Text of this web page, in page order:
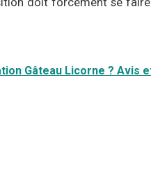
Gâteau Licorne ? Avis